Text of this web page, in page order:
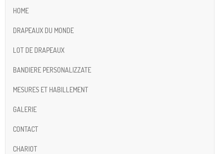
HOME
DRAPEAUX DU MONDE
LOT DE DRAPEAUX
BANDIERE PERSONALIZZATE
MESURES ET HABILLEMENT
GALERIE
CONTACT
CHARIOT